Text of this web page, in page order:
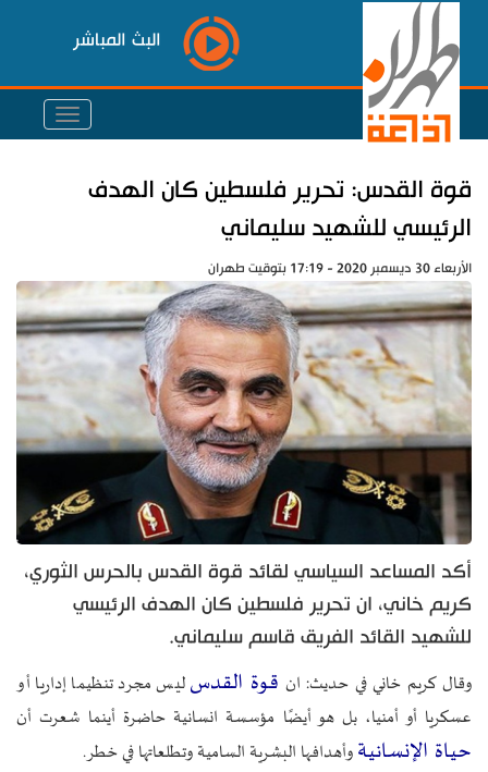
البث المباشر
قوة القدس: تحرير فلسطين كان الهدف
الرئيسي للشهيد سليماني
الأربعاء 30 ديسمبر 2020 - 17:19 بتوقيت طهران
أكد المساعد السياسي لقائد قوة القدس بالحرس الثوري،
كريم خاني، ان تحرير فلسطين كان الهدف الرئيسي
للشهيد القائد الفريق قاسم سليماني.
وقال كريم خاني في حديث: ان قوة القدسليس مجرد تنظيما إداريا أو
عسكريا أو أمنيا، بل هو أيضًا مؤسسة انسانية حاضرة أينما شعرت أن
حياة الإنسانيةوأهدافها البشرية السامية وتطلعاتها في خطر.